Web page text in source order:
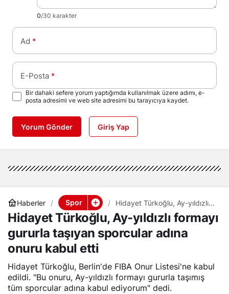
0/30 karakter
Ad *
E-Posta *
Bir dahaki sefere yorum yaptığımda kullanılmak üzere adımı, e-
posta adresimi ve web site adresimi bu tarayıcıya kaydet.
Yorum Gönder Giriş Yap
Haberler Spor
Hidayet Türkoğlu, Ay-yıldızlı
formayı gururla taşıyan
sporcular adına onuru kabul
etti
Hidayet Türkoğlu, Ay-yıldızlı formayı
gururla taşıyan sporcular adına
onuru kabul etti
Hidayet Türkoğlu, Berlin'de FIBA Onur Listesi'ne kabul
edildi. "Bu onuru, Ay-yıldızlı formayı gururla taşımış
tüm sporcular adına kabul ediyorum" dedi.